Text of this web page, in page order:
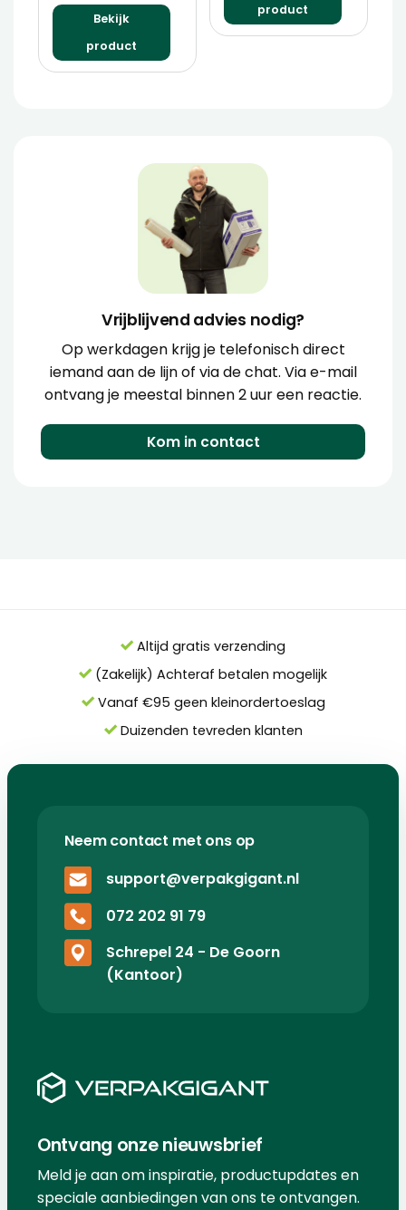
Bekijk
product
product
Vrijblijvend advies nodig?
Op werkdagen krijg je telefonisch direct
iemand aan de lijn of via de chat. Via e-mail
ontvang je meestal binnen 2 uur een reactie.
Kom in contact
Altijd gratis verzending
(Zakelijk) Achteraf betalen mogelijk
Vanaf €95 geen kleinordertoeslag
Duizenden tevreden klanten
Neem contact met ons op
support@verpakgigant.nl
072 202 91 79
Schrepel 24 - De Goorn
(Kantoor)
Ontvang onze nieuwsbrief
Meld je aan om inspiratie, productupdates en
speciale aanbiedingen van ons te ontvangen.